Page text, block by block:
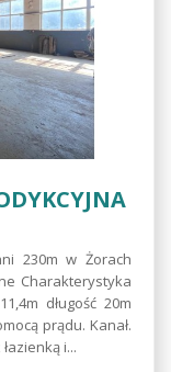
230m w Żorach
Charakterystyka
długość 20m
prądu. Kanał.
i...